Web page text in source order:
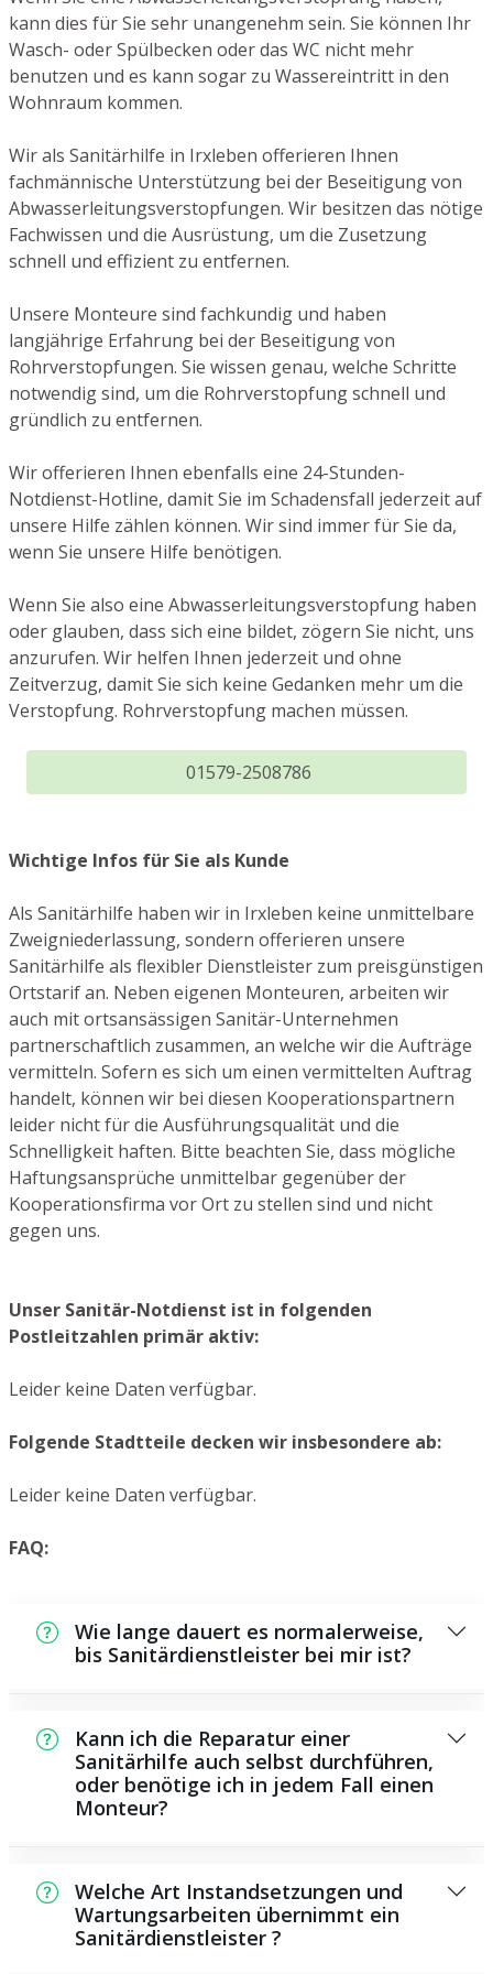
kann dies für Sie sehr unangenehm sein. Sie können Ihr
Wasch- oder Spülbecken oder das WC nicht mehr
benutzen und es kann sogar zu Wassereintritt in den
Wohnraum kommen.
Wir als Sanitärhilfe in Irxleben offerieren Ihnen
fachmännische Unterstützung bei der Beseitigung von
Abwasserleitungsverstopfungen. Wir besitzen das nötige
Fachwissen und die Ausrüstung, um die Zusetzung
schnell und effizient zu entfernen.
Unsere Monteure sind fachkundig und haben
langjährige Erfahrung bei der Beseitigung von
Rohrverstopfungen. Sie wissen genau, welche Schritte
notwendig sind, um die Rohrverstopfung schnell und
gründlich zu entfernen.
Wir offerieren Ihnen ebenfalls eine 24-Stunden-
Notdienst-Hotline, damit Sie im Schadensfall jederzeit auf
unsere Hilfe zählen können. Wir sind immer für Sie da,
wenn Sie unsere Hilfe benötigen.
Wenn Sie also eine Abwasserleitungsverstopfung haben
oder glauben, dass sich eine bildet, zögern Sie nicht, uns
anzurufen. Wir helfen Ihnen jederzeit und ohne
Zeitverzug, damit Sie sich keine Gedanken mehr um die
Verstopfung. Rohrverstopfung machen müssen.
01579-2508786
Wichtige Infos für Sie als Kunde
Als Sanitärhilfe haben wir in Irxleben keine unmittelbare
Zweigniederlassung, sondern offerieren unsere
Sanitärhilfe als flexibler Dienstleister zum preisgünstigen
Ortstarif an. Neben eigenen Monteuren, arbeiten wir
auch mit ortsansässigen Sanitär-Unternehmen
partnerschaftlich zusammen, an welche wir die Aufträge
vermitteln. Sofern es sich um einen vermittelten Auftrag
handelt, können wir bei diesen Kooperationspartnern
leider nicht für die Ausführungsqualität und die
Schnelligkeit haften. Bitte beachten Sie, dass mögliche
Haftungsansprüche unmittelbar gegenüber der
Kooperationsfirma vor Ort zu stellen sind und nicht
gegen uns.
Unser Sanitär-Notdienst ist in folgenden
Postleitzahlen primär aktiv:
Leider keine Daten verfügbar.
Folgende Stadtteile decken wir insbesondere ab:
Leider keine Daten verfügbar.
FAQ:
Wie lange dauert es normalerweise,
bis Sanitärdienstleister bei mir ist?
Zeitraum bei Ihnen vor Ort sein. Dies hängt
aber auch von der Auftragslage zu dem
Zeitpunkt ab sowie von der Verkehrslage
und der örtlichen Gegebenheit.
Kann ich die Reparatur einer
Sanitärhilfe auch selbst durchführen,
oder benötige ich in jedem Fall einen
Monteur?
Wartungsarbeiten, die Sie selbst
durchführen können, zum Beispiel die
Anwendung von Rohrreinigungsmitteln aus
Welche Art Instandsetzungen und
Wartungsarbeiten übernimmt ein
Sanitärdienstleister ?